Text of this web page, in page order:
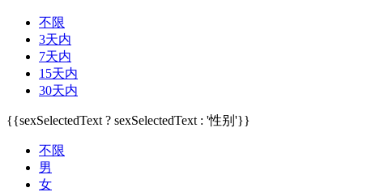
不限
3天内
7天内
15天内
30天内
{{sexSelectedText ? sexSelectedText : '性别'}}
不限
男
女